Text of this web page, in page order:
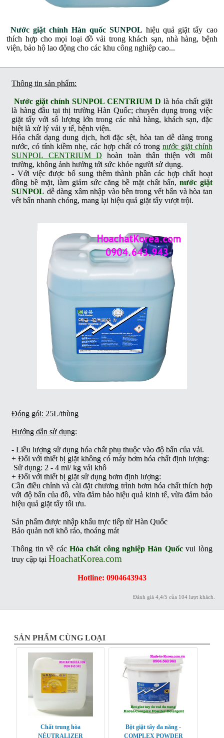
Nước giặt chính Hàn quốc SUNPOL hiệu quả giặt tẩy cao
thích hợp cho mọi loại đồ vải trong khách sạn, nhà hàng, bệnh
viện, bảo hộ lao động cho các khu công nghiệp cao...
Thông tin sản phẩm:
Nước giặt chính SUNPOL CENTRIUM D là hóa chất giặt
là hàng đầu tại thị trường Hàn Quốc; chuyên dụng trong việc
giặt tẩy với số lượng lớn trong các nhà hàng, khách sạn, đặc
biệt là xử lý vải y tế, bệnh viện.
Hóa chất dạng dung dịch, hơi đặc sệt, hòa tan dễ dàng trong
nước, có tính kiềm nhẹ, các hợp chất có trong nước giặt chính
SUNPOL CENTRIUM D hoàn toàn thân thiện với môi
trường, không ảnh hưởng tới sức khỏe người sử dụng.
- Với việc được bổ sung thêm thành phần các hợp chất hoạt
đồng bề mặt, làm giảm sức căng bề mặt chất bẩn, nước giặt
SUNPOL dễ dàng xâm nhập vào bên trong vết bẩn và hòa tan
vết bẩn nhanh chóng, mang lại hiệu quả giặt tẩy vượt trội.
Đóng gói: 25L/thùng
Hướng dẫn sử dụng:
- Liều lượng sử dụng hóa chất phụ thuộc vào độ bẩn của vải.
+ Đối với thiết bị giặt không có máy bơm hóa chất định lượng:
Sử dụng: 2 - 4 ml/ kg vải khô
+ Đối với thiết bị giặt sử dụng bơm định lượng:
Cần điều chỉnh và cài đặt chương trình bơm hóa chất thích hợp
với độ bẩn của đồ, vừa đảm bảo hiệu quả kinh tế, vừa đảm bảo
hiệu quả giặt tẩy tối ưu.
Sản phẩm được nhập khẩu trực tiếp từ Hàn Quốc
Bảo quản nơi khô ráo, thoáng mát
Thông tin về các Hóa chất công nghiệp Hàn Quốcvui lòng
truy cập tại HoachatKorea.com
Hotline: 0904643943
Đánh giá 4,4/5 của 104lượt khách.
SẢN PHẨM CÙNG LOẠI
Chất trung hòa
NẺUTRALIZER
Bột giặt tẩy đa năng -
COMPLEX POWDER